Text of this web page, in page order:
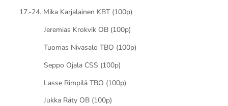
17.-24. Mika Karjalainen KBT (100p)
Jeremias Krokvik OB (100p)
Tuomas Nivasalo TBO (100p)
Seppo Ojala CSS (100p)
Lasse Rimpilä TBO (100p)
Jukka Räty OB (100p)